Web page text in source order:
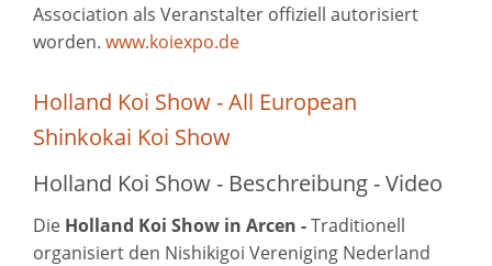
Association als Veranstalter offiziell autorisiert
worden. www.koiexpo.de
Holland Koi Show - All European
Shinkokai Koi Show
Holland Koi Show - Beschreibung - Video
Die Holland Koi Show in Arcen -Traditionell
organisiert den Nishikigoi Vereniging Nederland